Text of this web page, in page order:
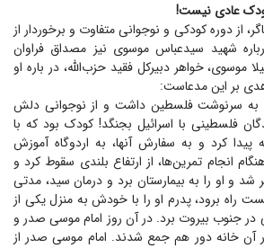
عادی نیست!
از دوره کودکی و نوجوانی متفاوت و برخوردار از
شهید سیدعباس موسوی نیز مصداق فراوان
موسوی، خواهر دبیرکل فقید حزب‌الله، در باره او
بر این مدعاست:
به سرنوشت فلسطین داشت و از نوجوانی دلش
فلسطینی با اسرائیل بجنگد! کودک بود که با
پیدا کرد و به سفارش آنها، به اردوگاه آموزش
انجام تمرین‌ها، از ارتفاع بلندی سقوط کرد و
و او را به بیمارستان برد و درمان سید، مدتی
راه برود، پدرم او را با خودش به منزل یکی از
در جنوب بیروت برد. در آن روز امام موسی صدر و
آن خانه دور هم جمع شدند. امام موسی صدر از